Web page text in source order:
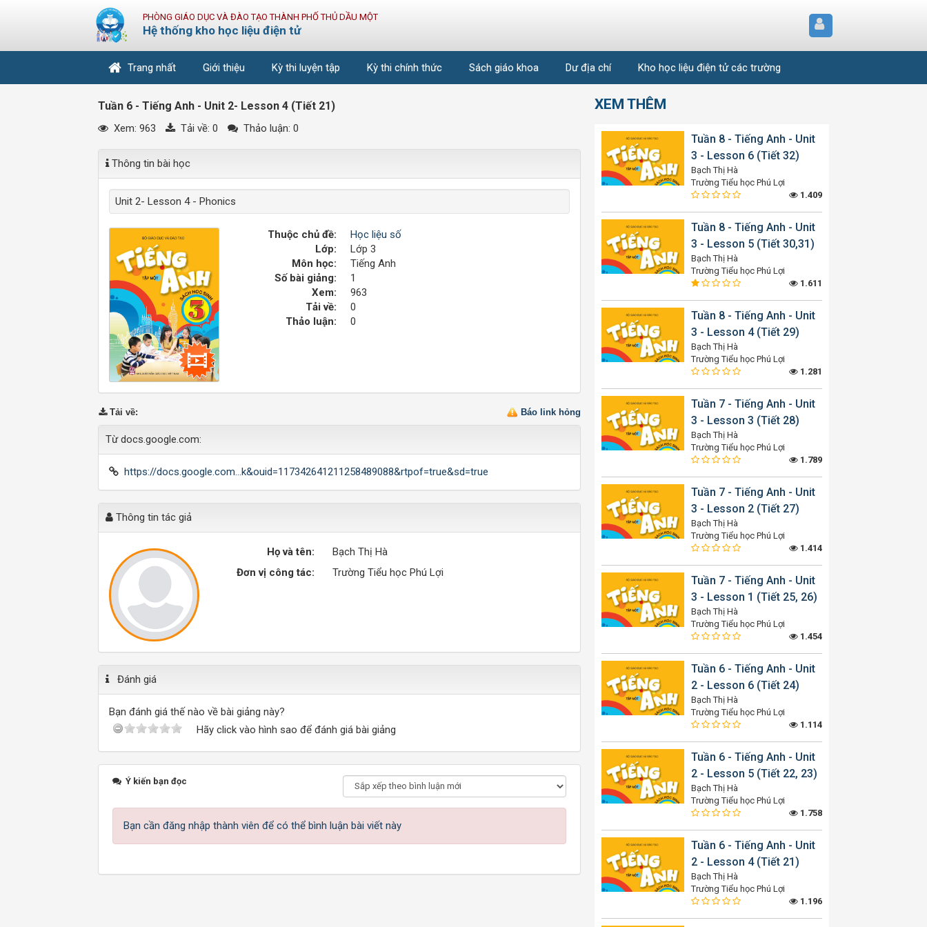
PHÒNG GIÁO DỤC VÀ ĐÀO TẠO THÀNH PHỐ THỦ DẦU MỘT
Hệ thống kho học liệu điện tử
Trang nhất Giới thiệu Kỳ thi luyện tập Kỳ thi chính thức Sách giáo khoa Dư địa chí Kho học liệu điện tử các trường
Tuần 6 - Tiếng Anh - Unit 2- Lesson 4 (Tiết 21)
Xem: 963 Tải về: 0 Thảo luận: 0
Thông tin bài học
Unit 2- Lesson 4 - Phonics
Thuộc chủ đề:
Học liệu số
Lớp:
Lớp 3
Môn học:
Tiếng Anh
Số bài giảng:
1
Xem:
963
Tải về:
0
Thảo luận:
0
Báo link hỏng
Tải về:
Từ docs.google.com:
https://docs.google.com...k&ouid=117342641211258489088&rtpof=true&sd=true
Thông tin tác giả
Họ và tên:
Bạch Thị Hà
Đơn vị công tác:
Trường Tiểu học Phú Lợi
Đánh giá
Bạn đánh giá thế nào về bài giảng này?
Hãy click vào hình sao để đánh giá bài giảng
Ý kiến bạn đọc
Bạn cần đăng nhập thành viên để có thể bình luận bài viết này
XEM THÊM
Tuần 8 - Tiếng Anh - Unit
3 - Lesson 6 (Tiết 32)
Bạch Thị Hà
Trường Tiểu học Phú Lợi
1.409
Tuần 8 - Tiếng Anh - Unit
3 - Lesson 5 (Tiết 30,31)
Bạch Thị Hà
Trường Tiểu học Phú Lợi
1.611
Tuần 8 - Tiếng Anh - Unit
3 - Lesson 4 (Tiết 29)
Bạch Thị Hà
Trường Tiểu học Phú Lợi
1.281
Tuần 7 - Tiếng Anh - Unit
3 - Lesson 3 (Tiết 28)
Bạch Thị Hà
Trường Tiểu học Phú Lợi
1.789
Tuần 7 - Tiếng Anh - Unit
3 - Lesson 2 (Tiết 27)
Bạch Thị Hà
Trường Tiểu học Phú Lợi
1.414
Tuần 7 - Tiếng Anh - Unit
3 - Lesson 1 (Tiết 25, 26)
Bạch Thị Hà
Trường Tiểu học Phú Lợi
1.454
Tuần 6 - Tiếng Anh - Unit
2 - Lesson 6 (Tiết 24)
Bạch Thị Hà
Trường Tiểu học Phú Lợi
1.114
Tuần 6 - Tiếng Anh - Unit
2 - Lesson 5 (Tiết 22, 23)
Bạch Thị Hà
Trường Tiểu học Phú Lợi
1.758
Tuần 6 - Tiếng Anh - Unit
2 - Lesson 4 (Tiết 21)
Bạch Thị Hà
Trường Tiểu học Phú Lợi
1.196